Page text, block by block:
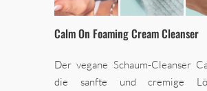
Calm On Foaming Cream Cleanser
Der vegane Schaum-Cleanser
die sanfte und cremige